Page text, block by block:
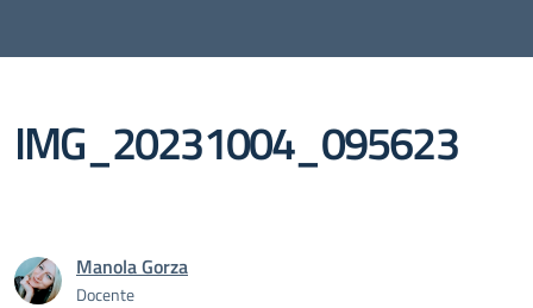
IMG_20231004_095623
Manola Gorza
Docente